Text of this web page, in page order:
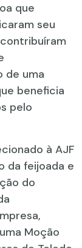
que
seu
de uma
beneficia
pelo
à AJF
da feijoada e
do
Moção